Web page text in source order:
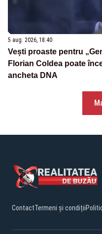
5 aug. 2026, 18:40
Vești proaste pentru
Florian Coldea poate
ancheta DNA
ContactTermeni și condiții